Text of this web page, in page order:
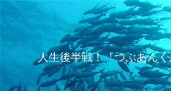
人生後半戦！『つぶあん